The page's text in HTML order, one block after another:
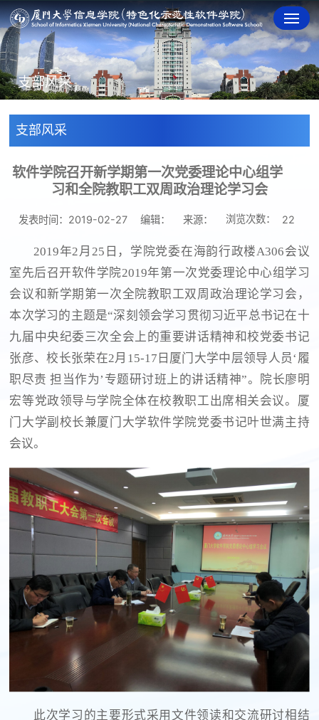
支部风采
支部风采
软件学院召开新学期第一次党委理论中心组学
习和全院教职工双周政治理论学习会
发表时间：2019-02-27 编辑： 来源： 浏览次数： 22
2019年2月25日，学院党委在海韵行政楼A306会议
室先后召开软件学院2019年第一次党委理论中心组学习
会议和新学期第一次全院教职工双周政治理论学习会，
本次学习的主题是“深刻领会学习贯彻习近平总书记在十
九届中央纪委三次全会上的重要讲话精神和校党委书记
张彦、校长张荣在2月15-17日厦门大学中层领导人员‘履
职尽责 担当作为’专题研讨班上的讲话精神”。院长廖明
宏等党政领导与学院全体在校教职工出席相关会议。厦
门大学副校长兼厦门大学软件学院党委书记叶世满主持
会议。
此次学习的主要形式采用文件领读和交流研讨相结